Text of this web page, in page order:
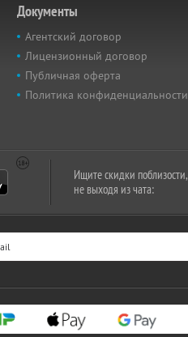
Документы
Агентский договор
Лицензионный договор
Публичная оферта
Политика конфиденциальности
Ищите скидки поблизости,
не выходя из чата: